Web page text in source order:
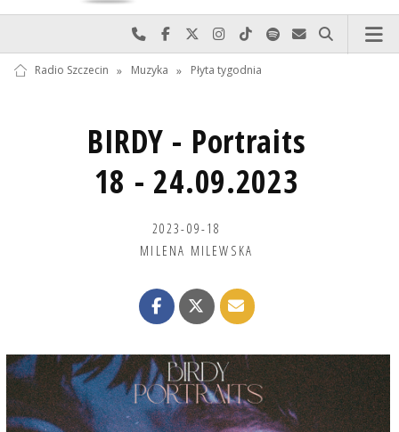
Najlepiej po prostu do nas zadzwoń
Odwiedź nas na Facebook-u
Odwiedź nas na X
Odwiedź nas na Instagram-ie
Odwiedź nas na TikTok-u
Szukaj nas na Spotify
Wyślij do nas
Szukaj
Radio Szczecin » Muzyka » Płyta tygodnia
BIRDY - Portraits
18 - 24.09.2023
2023-09-18
MILENA MILEWSKA